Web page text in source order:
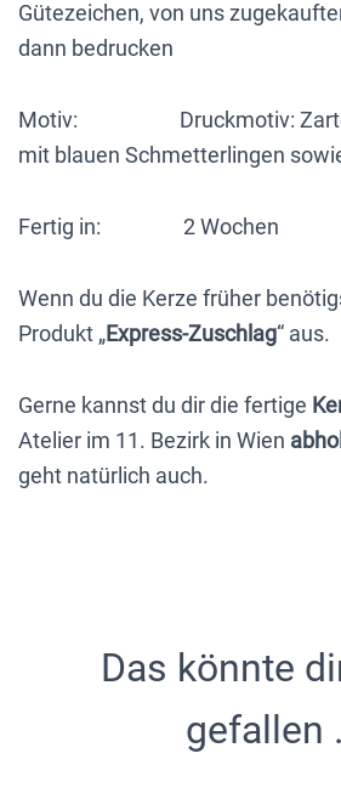
Gütezeichen, von uns
dann bedrucken
Motiv: Druckmotiv: Zarter
mit blauen Schmetterlingen
Fertig in: 2 Wochen
Wenn du die Kerze früher
Produkt „Express-Zuschlag“ aus.
Gerne kannst du dir die fertige
Atelier im 11. Bezirk in Wien
geht natürlich auch.
Das könnte
gefallen